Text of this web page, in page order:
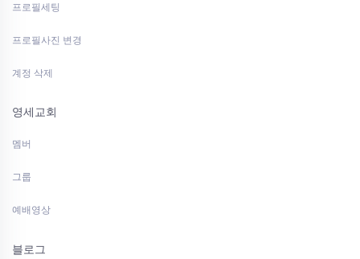
프로필세팅
프로필사진 변경
계정 삭제
영세교회
멤버
그룹
예배영상
블로그